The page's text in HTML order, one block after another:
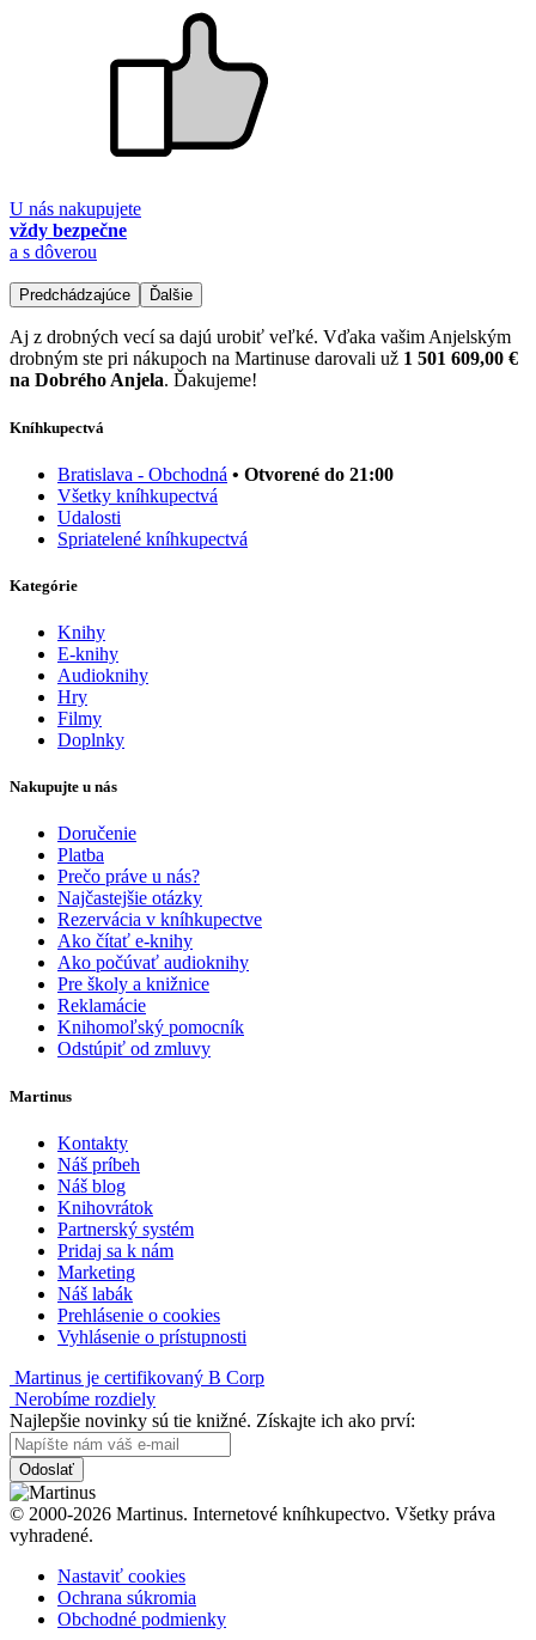
U nás nakupujete
vždy bezpečne
a s dôverou
Predchádzajúce Ďalšie
Aj z drobných vecí sa dajú urobiť veľké. Vďaka vašim Anjelským
drobným ste pri nákupoch na Martinuse darovali už 1 501 609,00 €
na Dobrého Anjela. Ďakujeme!
Kníhkupectvá
Bratislava - Obchodná • Otvorené do 21:00
Všetky kníhkupectvá
Udalosti
Spriatelené kníhkupectvá
Kategórie
Knihy
E-knihy
Audioknihy
Hry
Filmy
Doplnky
Nakupujte u nás
Doručenie
Platba
Prečo práve u nás?
Najčastejšie otázky
Rezervácia v kníhkupectve
Ako čítať e-knihy
Ako počúvať audioknihy
Pre školy a knižnice
Reklamácie
Knihomoľský pomocník
Odstúpiť od zmluvy
Martinus
Kontakty
Náš príbeh
Náš blog
Knihovrátok
Partnerský systém
Pridaj sa k nám
Marketing
Náš labák
Prehlásenie o cookies
Vyhlásenie o prístupnosti
Martinus je certifikovaný B Corp
Nerobíme rozdiely
Najlepšie novinky sú tie knižné. Získajte ich ako prví:
Odoslať
© 2000-2026 Martinus. Internetové kníhkupectvo. Všetky práva
vyhradené.
Nastaviť cookies
Ochrana súkromia
Obchodné podmienky